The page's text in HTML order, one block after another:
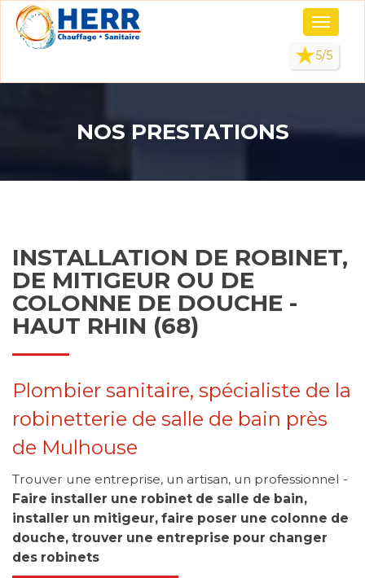
5/5
Toggle
NOS PRESTATIONS
INSTALLATION DE ROBINET,
DE MITIGEUR OU DE
COLONNE DE DOUCHE -
HAUT RHIN (68)
Plombier sanitaire, spécialiste de la
robinetterie de salle de bain près
de Mulhouse
Trouver une entreprise, un artisan, un professionnel -
Faire installer une robinet de salle de bain,
installer un mitigeur, faire poser une colonne de
douche, trouver une entreprise pour changer
des robinets
Panneau de gestion des cookies